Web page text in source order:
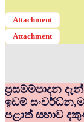
Attachment
Attachment
ප්‍රසම්ම්පාදන
ඉඩම්
පළාත් සභාව